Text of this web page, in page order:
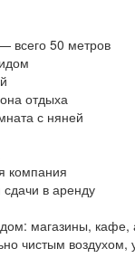
всего 50 метров
отдыха
с няней
компания
в аренду
магазины, кафе,
чистым